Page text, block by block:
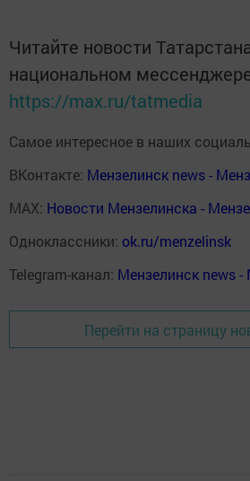
Читайте новости
национальном
https://max.ru/tatmedia
Самое интересное в наших
ВКонтакте: Мензелинск news -
MAX: Новости Мензелинска -
Одноклассники: ok.ru/menzelinsk
Telegram-канал: Мензелинск news
Перейти на страницу